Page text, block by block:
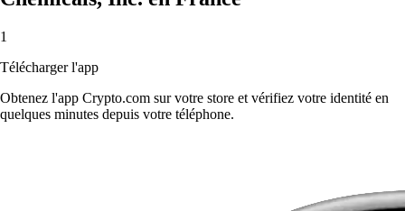
1
Télécharger l'app
Obtenez l'app Crypto.com sur votre store et vérifiez votre identité en
quelques minutes depuis votre téléphone.